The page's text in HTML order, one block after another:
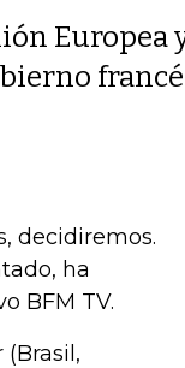
Europea
decidiremos.
ha
BFM TV.